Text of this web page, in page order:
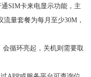
SIM卡来电显示功能，主
量套餐为每月至少30M，
会循环亮起，关机则需要取